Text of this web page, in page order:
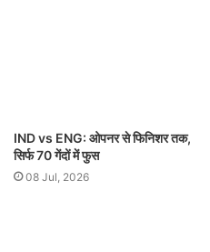
IND vs ENG: ओपनर से फिनिशर तक,
सिर्फ 70 गेंदों में फुस
08 Jul, 2026